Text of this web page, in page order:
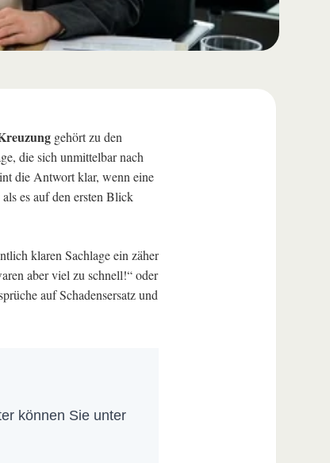
gehört zu den
die sich unmittelbar nach
die Antwort klar, wenn eine
es auf den ersten Blick
klaren Sachlage ein zäher
aber viel zu schnell!“ oder
auf Schadensersatz und
können Sie unter